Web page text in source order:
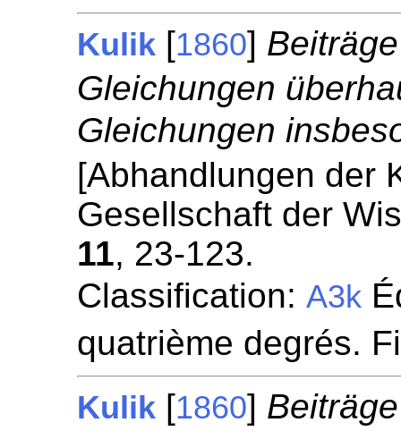
Kulik [1860]
Gleichungen
Gleichungen
[Abhandlungen der
Gesellschaft der
11, 23-123.
Classification:A3k
quatrième degrés.
Kulik [1860]